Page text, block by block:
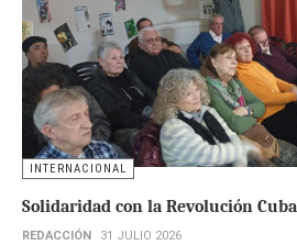
INTERNACIONAL
Solidaridad con la Revolución
REDACCIÓN 31 JULIO 2026